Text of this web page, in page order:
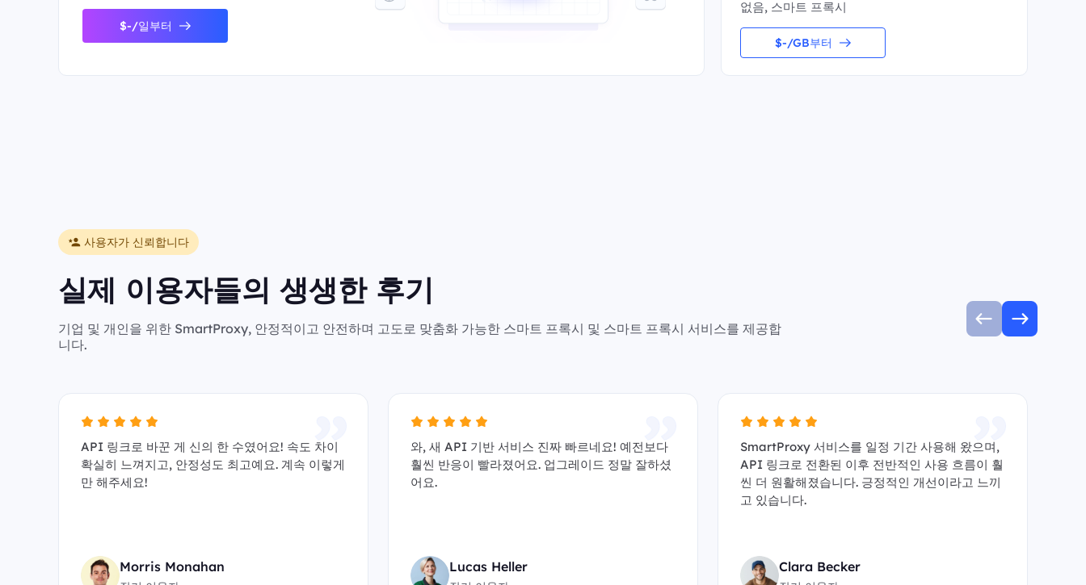
$-/일부터
없음, 스마트 프록시
$-/GB부터
사용자가 신뢰합니다
실제 이용자들의 생생한 후기
기업 및 개인을 위한 SmartProxy, 안정적이고 안전하며 고도로 맞춤화 가능한 스마트 프록시 및 스마트 프록시 서비스를 제공합
니다.
API 링크로 바꾼 게 신의 한 수였어요! 속도 차이
확실히 느껴지고, 안정성도 최고예요. 계속 이렇게
만 해주세요!
Morris Monahan
와, 새 API 기반 서비스 진짜 빠르네요! 예전보다
훨씬 반응이 빨라졌어요. 업그레이드 정말 잘하셨
어요.
Lucas Heller
SmartProxy 서비스를 일정 기간 사용해 왔으며,
API 링크로 전환된 이후 전반적인 사용 흐름이 훨
씬 더 원활해졌습니다. 긍정적인 개선이라고 느끼
고 있습니다.
Clara Becker